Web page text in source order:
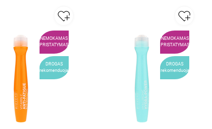
NEMOKAMAS
PRISTATYMAS
DROGAS
rekomenduoja
NEMOKAMAS
PRISTATYMAS
DROGAS
rekomenduoja